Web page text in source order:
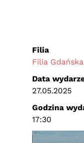
Filia
Filia Gdańska
Data
27.05.2025
Godzina
17:30